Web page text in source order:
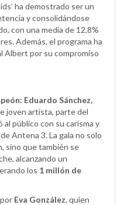
ha demostrado ser un
y consolidándose
con una media de 12,8%
Además, el programa ha
Albert por su compromiso
Eduardo Sánchez,
joven artista, parte del
público con su carisma y
Antena 3. La gala no solo
sino que también se
alcanzando un
los 1 millón de
Eva González, quien